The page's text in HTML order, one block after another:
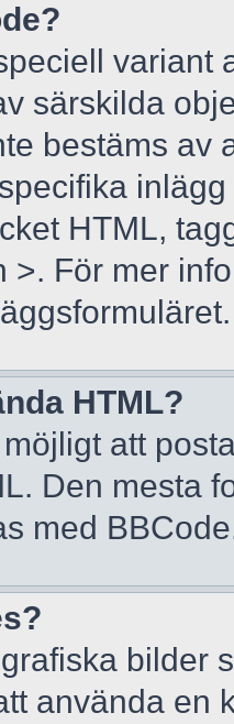
variant
särskilda
bestäms av
HTML,
>. För mer
HTML?
att
Den mesta
med
bilder
använda en